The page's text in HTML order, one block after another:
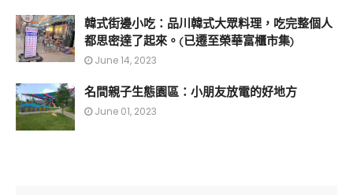
韓式街邊小吃：品川韓式大眾料理，吃完整個人
都思密達了起來。(已遷至榮華富櫃市集)
June 14, 2023
名間親子生態園區：小朋友放電的好地方
June 01, 2023